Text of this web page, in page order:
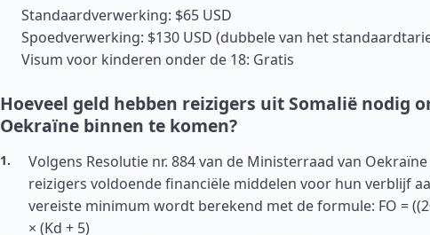
Standaardverwerking: $65 USD
Spoedverwerking: $130 USD (dubbele van het
Visum voor kinderen onder de 18: Gratis
Hoeveel geld hebben reizigers uit Somalië nodig
Oekraïne binnen te komen?
Volgens Resolutie nr. 884 van de Ministerraad van
reizigers voldoende financiële middelen voor hun verblijf
vereiste minimum wordt berekend met de formule: FO =
× (Kd + 5)